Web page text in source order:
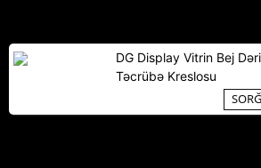
DG Display Vitrin Bej
Təcrübə Kreslosu